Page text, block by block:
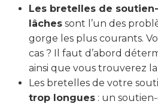
Les bretelles de
lâches sont l’un des
gorge les plus courants.
cas ? Il faut d’abord
ainsi que vous trouverez
Les bretelles de votre
trop longues : un